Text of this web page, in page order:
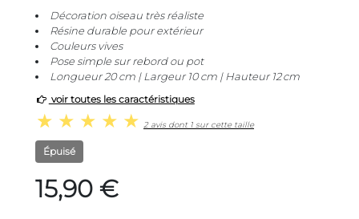
Décoration oiseau très réaliste
Résine durable pour extérieur
Couleurs vives
Pose simple sur rebord ou pot
Longueur 20 cm | Largeur 10 cm | Hauteur 12 cm
voir toutes les caractéristiques
2 avis dont 1 sur cette taille
Épuisé
15,90 €